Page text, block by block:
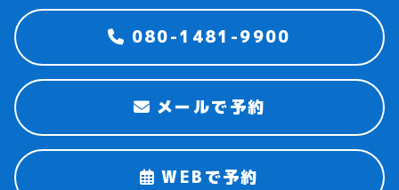
080-1481-9900
メールで予約
WEBで予約